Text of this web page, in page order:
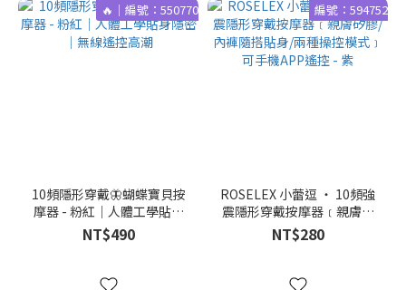
🔥｜編號：550770
10頻隱形穿戴🦋蝴蝶寶貝按
摩器 - 粉紅｜人體工學貼身
隱密｜無線遙控高潮
NT$490
編號：594752
ROSELEX 小蕾逗 ‧ 10頻強
震隱形穿戴按摩器﹝親膚矽
膠/內褲隨搭貼身/兩種操控模
式﹞可手機APP遙控 - 紫
NT$280